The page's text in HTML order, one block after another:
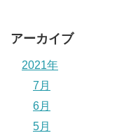
アーカイブ
2021年
7月
6月
5月